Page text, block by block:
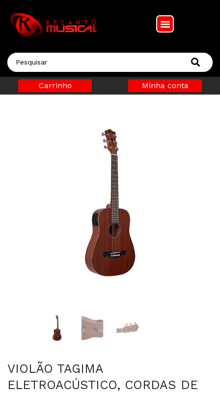
Carrinho Minha conta
VIOLÃO TAGIMA
ELETROACÚSTICO, CORDAS DE